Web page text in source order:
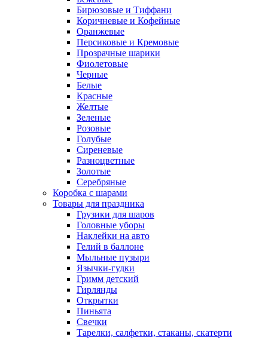
Бирюзовые и Тиффани
Коричневые и Кофейные
Оранжевые
Персиковые и Кремовые
Прозрачные шарики
Фиолетовые
Черные
Белые
Красные
Желтые
Зеленые
Розовые
Голубые
Сиреневые
Разноцветные
Золотые
Серебряные
Коробка с шарами
Товары для праздника
Грузики для шаров
Головные уборы
Наклейки на авто
Гелий в баллоне
Мыльные пузыри
Язычки-гудки
Гримм детский
Гирлянды
Открытки
Пиньята
Свечки
Тарелки, салфетки, стаканы, скатерти